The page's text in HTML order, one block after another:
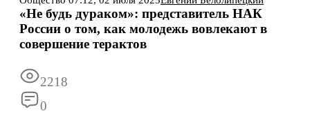
Подписка Реклама Все новости
«Не будь дураком»: представитель НАК
России о том, как молодежь вовлекают в
совершение терактов
2218
0